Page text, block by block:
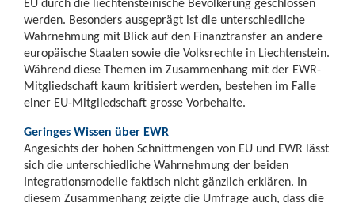
werden. Besonders ausgeprägt ist die unterschiedliche
Wahrnehmung mit Blick auf den Finanztransfer an andere
europäische Staaten sowie die Volksrechte in Liechtenstein.
Während diese Themen im Zusammenhang mit der EWR-
Mitgliedschaft kaum kritisiert werden, bestehen im Falle
einer EU-Mitgliedschaft grosse Vorbehalte.
Geringes Wissen über EWR
Angesichts der hohen Schnittmengen von EU und EWR lässt
sich die unterschiedliche Wahrnehmung der beiden
Integrationsmodelle faktisch nicht gänzlich erklären. In
diesem Zusammenhang zeigte die Umfrage auch, dass die